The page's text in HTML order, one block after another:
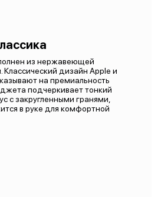
из нержавеющей
Классический дизайн Apple и
на премиальность
подчеркивает тонкий
с закругленными гранями,
в руке для комфортной